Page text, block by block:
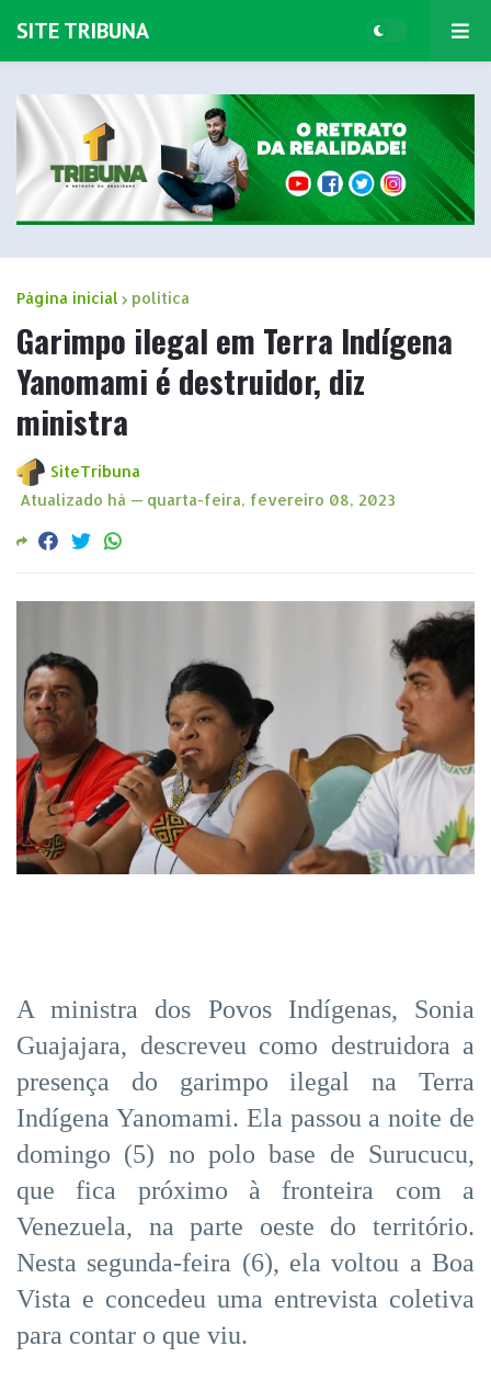
SITE TRIBUNA
Página inicial politica
Garimpo ilegal em Terra Indígena
Yanomami é destruidor, diz
ministra
SiteTribuna
Atualizado há — quarta-feira, fevereiro 08, 2023
A ministra dos Povos Indígenas, Sonia
Guajajara, descreveu como destruidora a
presença do garimpo ilegal na Terra
Indígena Yanomami. Ela passou a noite de
domingo (5) no polo base de Surucucu,
que fica próximo à fronteira com a
Venezuela, na parte oeste do território.
Nesta segunda-feira (6), ela voltou a Boa
Vista e concedeu uma entrevista coletiva
para contar o que viu.